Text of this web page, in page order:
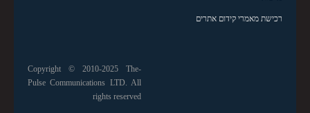
רכישת מאמרי קידום אתרים
Copyright © 2010-2025 The-
Pulse Communications LTD. All
rights reserved